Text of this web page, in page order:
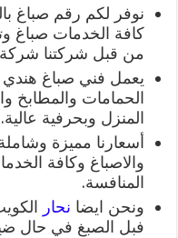
نوفر لكم رقم صباغ
كافة الخدمات
من قبل شركتنا
يعمل فني صباغ هندي
الحمامات والمطابخ
المنزل وبحرفية عالية.
أسعارنا مميزة
والاصباغ وكافة
المنافسة.
ونحن ايضا نحار
فبل الصبغ في حال